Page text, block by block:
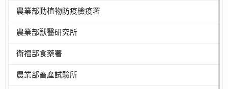
農業部動植物防疫檢疫署
農業部獸醫研究所
衛福部食藥署
農業部畜產試驗所